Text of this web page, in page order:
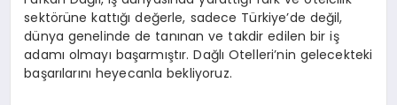
sektörüne kattığı değerle, sadece Türkiye’de değil,
dünya genelinde de tanınan ve takdir edilen bir iş
adamı olmayı başarmıştır. Dağlı Otelleri’nin gelecekteki
başarılarını heyecanla bekliyoruz.